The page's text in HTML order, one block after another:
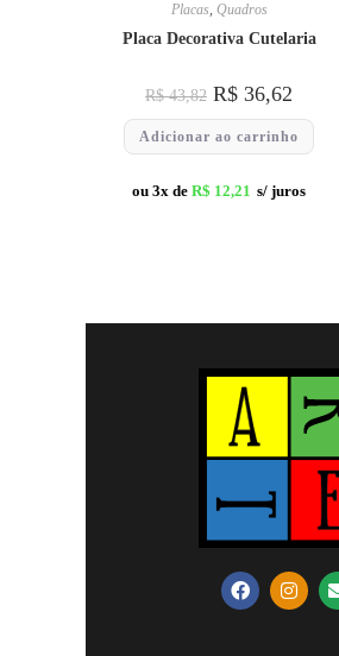
Placas, Quadros
Placa Decorativa Cutelaria
R$43,82 R$ 36,62
Adicionar ao carrinho
ou 3x de R$ 12,21 s/ juros